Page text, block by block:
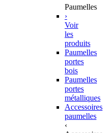
Paumelles
›
Voir
les
produits
Paumelles
portes
bois
Paumelles
portes
métalliques
Accessoires
paumelles
‹